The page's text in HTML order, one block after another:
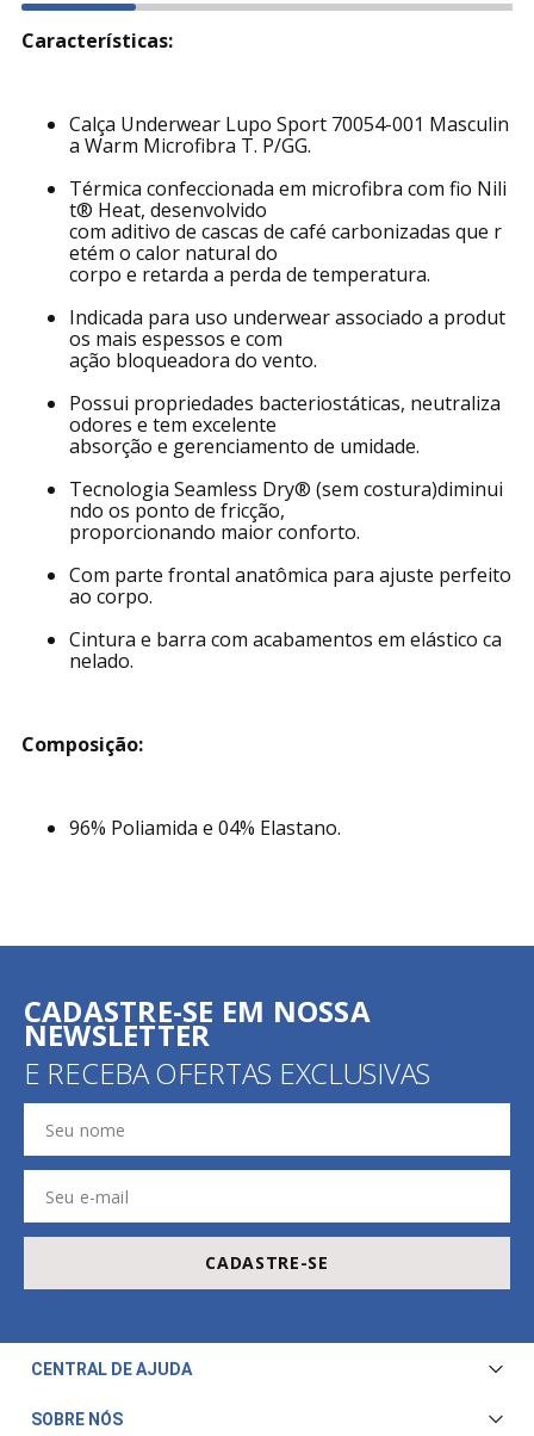
Características:
Calça Underwear Lupo Sport 70054-001 Masculin
a Warm Microfibra T. P/GG.
Térmica confeccionada em microfibra com fio Nili
t® Heat, desenvolvido
com aditivo de cascas de café carbonizadas que r
etém o calor natural do
corpo e retarda a perda de temperatura.
Indicada para uso underwear associado a produt
os mais espessos e com
ação bloqueadora do vento.
Possui propriedades bacteriostáticas, neutraliza
odores e tem excelente
absorção e gerenciamento de umidade.
Tecnologia Seamless Dry® (sem costura)diminui
ndo os ponto de fricção,
proporcionando maior conforto.
Com parte frontal anatômica para ajuste perfeito
ao corpo.
Cintura e barra com acabamentos em elástico ca
nelado.
Composição:
96% Poliamida e 04% Elastano.
CADASTRE-SE EM NOSSA
NEWSLETTER
E RECEBA OFERTAS EXCLUSIVAS
CADASTRE-SE
CENTRAL DE AJUDA
Central de Atendimento
SOBRE NÓS